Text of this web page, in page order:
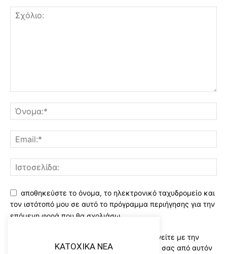
αποθηκεύστε το όνομα, το ηλεκτρονικό ταχυδρομείο και
τον ιστότοπό μου σε αυτό το πρόγραμμα περιήγησης για την
επόμενη φορά που θα σχολιάσω.
Χρησιμοποιώντας αυτό το έντυπο συμφωνείτε με την
αποθήκευση και χειρισμό των δεδομένων σας από αυτόν
KATOXIKA NEA